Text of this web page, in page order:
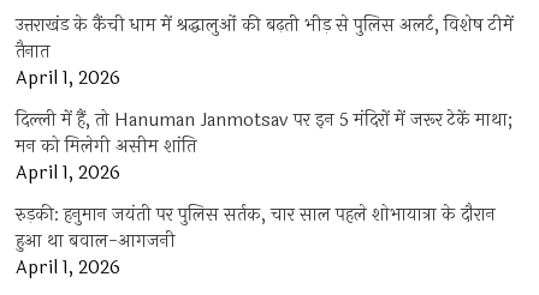
उत्तराखंड के कैंची धाम में श्रद्धालुओं की बढ़ती भीड़ से पुलिस अलर्ट, विशेष टीमें
तैनात
April 1, 2026
दिल्ली में हैं, तो Hanuman Janmotsav पर इन 5 मंदिरों में जरूर टेकें माथा;
मन को मिलेगी असीम शांति
April 1, 2026
रुड़की: हनुमान जयंती पर पुलिस सर्तक, चार साल पहले शोभायात्रा के दौरान
हुआ था बवाल-आगजनी
April 1, 2026